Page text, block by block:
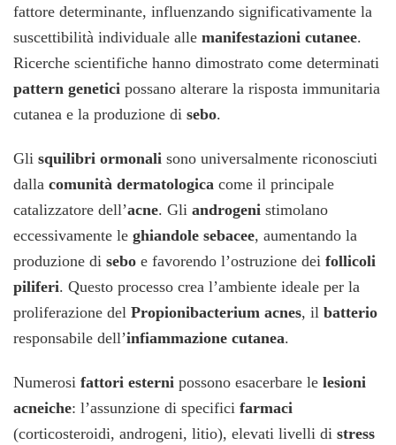
fattore determinante, influenzando significativamente la
suscettibilità individuale alle manifestazioni cutanee.
Ricerche scientifiche hanno dimostrato come determinati
pattern genetici possano alterare la risposta immunitaria
cutanea e la produzione di sebo.
Gli squilibri ormonali sono universalmente riconosciuti
dalla comunità dermatologica come il principale
catalizzatore dell’acne. Gli androgeni stimolano
eccessivamente le ghiandole sebacee, aumentando la
produzione di sebo e favorendo l’ostruzione dei follicoli
piliferi. Questo processo crea l’ambiente ideale per la
proliferazione del Propionibacterium acnes, il batterio
responsabile dell’infiammazione cutanea.
Numerosi fattori esterni possono esacerbare le lesioni
acneiche: l’assunzione di specifici farmaci
(corticosteroidi, androgeni, litio), elevati livelli di stress